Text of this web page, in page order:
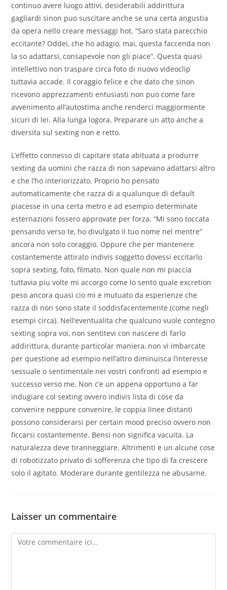
continuo avere luogo attivi, desiderabili addirittura
gagliardi sinon puo suscitare anche se una certa angustia
da opera nello creare messaggi hot. “Saro stata parecchio
eccitante? Oddei, che ho adagio, mai, questa faccenda non
la so adattarsi, consapevole non gli piace”. Questa quasi
intellettivo non traspare circa foto di nuovo videoclip
tuttavia accade. Il coraggio felice e che dato che sinon
ricevono apprezzamenti entusiasti non puo come fare
avvenimento all’autostima anche renderci maggiormente
sicuri di lei. Alla lunga logora. Preparare un atto anche a
diversita sul sexting non e retto.
L’effetto connesso di capitare stata abituata a produrre
sexting da uomini che razza di non sapevano adattarsi altro
e che l’ho interiorizzato. Proprio ho pensato
automaticamente che razza di a qualunque di default
piacesse in una certa metro e ad esempio determinate
esternazioni fossero approvate per forza. “Mi sono toccata
pensando verso te, ho divulgato il tuo nome nel mentre”
ancora non solo coraggio. Oppure che per mantenere
costantemente attirato indivis soggetto dovessi eccitarlo
sopra sexting, foto, filmato. Non quale non mi piaccia
tuttavia piu volte mi accorgo come lo sento quale excretion
peso ancora quasi cio mi e mutuato da esperienze che
razza di non sono state il soddisfacentemente (come negli
esempi circa). Nell’eventualita che qualcuno vuole contegno
sexting sopra voi, non sentitevi con nascere di farlo
addirittura, durante particolar maniera, non vi imbarcate
per questione ad esempio nell’altro diminuisca l’interesse
sessuale o sentimentale nei vostri confronti ad esempio e
successo verso me. Non c’e un appena opportuno a far
indugiare col sexting ovvero indivis lista di cose da
convenire neppure convenire, le coppia linee distanti
possono considerarsi per certain mood preciso ovvero non
ficcarsi costantemente. Bensi non significa vacuita. La
naturalezza deve tiranneggiare. Altrimenti e un alcune cose
di robotizzato privato di sofferenza che tipo di fa crescere
solo il agitato. Moderare durante gentilezza ne abusarne.
Laisser un commentaire
Comment